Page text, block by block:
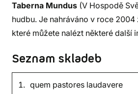
Taberna Mundus (V Hospodě
hudbu. Je nahráváno v roce
které můžete nalézt některé
Seznam skladeb
quem pastores laudavere